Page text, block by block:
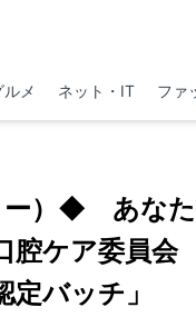
ルメ ネット・IT ファ
ー）◆ あな
腔ケア委員
バッチ」